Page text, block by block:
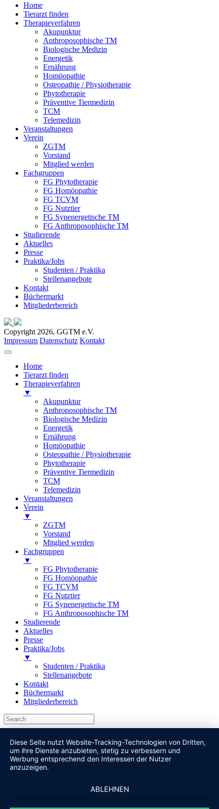
Home
Tierarzt finden
Therapieverfahren
Akupunktur
Anthroposophische TM
Biologische Medizin
Energetik
Ernährung
Homöopathie
Osteopathie / Physiotherapie
Phytotherapie
Präventive Tiermedizin
TCM
Telemedizin
Veranstaltungen
Verein
ZGTM
Vorstand
Mitglied werden
Fachgruppen
FG Phytotherapie
FG Homöopathie
FG TCVM
FG Nutztier
FG Synenergetische TM
FG Anthroposophische TM
Studierende
Aktuelles
Presse
Praktika/Jobs
Studenten / Praktika
Stellenangebote
Kontakt
Büchermarkt
Mitgliederbereich
Copyright 2026, GGTM e.V.
Impressum Datenschutz Kontakt
Home
Tierarzt finden
Therapieverfahren
▼
Akupunktur
Anthroposophische TM
Biologische Medizin
Energetik
Ernährung
Homöopathie
Osteopathie / Physiotherapie
Phytotherapie
Präventive Tiermedizin
TCM
Telemedizin
Veranstaltungen
Verein
▼
ZGTM
Vorstand
Mitglied werden
Fachgruppen
▼
FG Phytotherapie
FG Homöopathie
FG TCVM
FG Nutztier
FG Synenergetische TM
FG Anthroposophische TM
Studierende
Aktuelles
Presse
Praktika/Jobs
▼
Studenten / Praktika
Stellenangebote
Kontakt
Büchermarkt
Mitgliederbereich
Diese Seite nutzt Website-Tracking-Technologien von Dritten,
um ihre Dienste anzubieten, stetig zu verbessern und
Werbung entsprechend den Interessen der Nutzer
anzuzeigen.
ABLEHNEN